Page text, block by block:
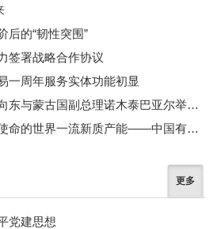
后的“韧性突围”
签署战略合作协议
一周年服务实体功能初显
中铝集团董事长段向东与蒙古国副总理诺木泰巴亚尔举行会谈
锻造无愧时代无愧使命的世界一流新质产能——中国有色金属工业的战略应对与破局之道（二）
更多
党建思想